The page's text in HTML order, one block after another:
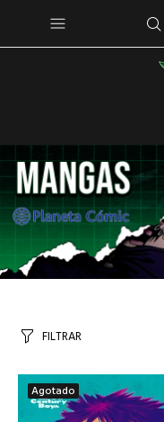
FILTRAR
Agotado